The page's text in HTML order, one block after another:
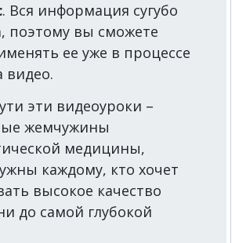
. Вся информация сугубо
поэтому вы сможете
ее уже в процессе
видео.
эти видеоуроки –
жемчужины
медицины,
каждому, кто хочет
высокое качество
до самой глубокой